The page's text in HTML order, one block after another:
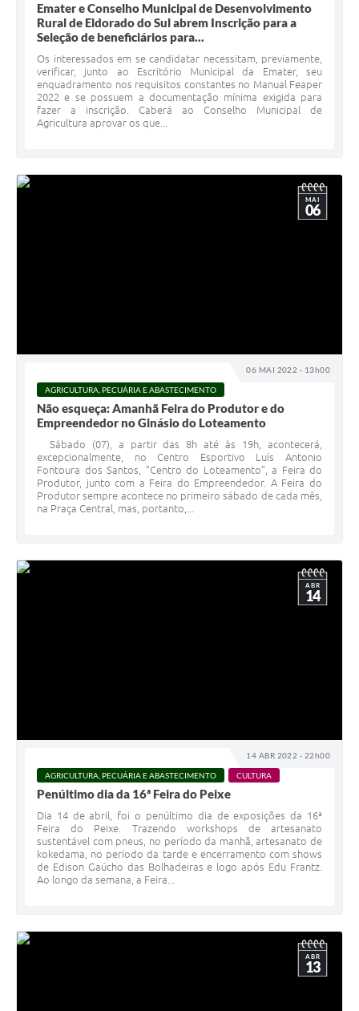
Emater e Conselho Municipal de Desenvolvimento
Rural de Eldorado do Sul abrem Inscrição para a
Seleção de beneficiários para...
Os interessados em se candidatar necessitam, previamente,
verificar, junto ao Escritório Municipal da Emater, seu
enquadramento nos requisitos constantes no Manual Feaper
2022 e se possuem a documentação mínima exigida para
fazer a inscrição. Caberá ao Conselho Municipal de
Agricultura aprovar os que...
06 MAI 2022 - 13h00
MAI
06
AGRICULTURA, PECUÁRIA E ABASTECIMENTO
Não esqueça: Amanhã Feira do Produtor e do
Empreendedor no Ginásio do Loteamento
Sábado (07), a partir das 8h até às 19h, acontecerá,
excepcionalmente, no Centro Esportivo Luís Antonio
Fontoura dos Santos, ”Centro do Loteamento”, a Feira do
Produtor, junto com a Feira do Empreendedor. A Feira do
Produtor sempre acontece no primeiro sábado de cada mês,
na Praça Central, mas, portanto,...
14 ABR 2022 - 22h00
ABR
14
AGRICULTURA, PECUÁRIA E ABASTECIMENTO CULTURA
Penúltimo dia da 16ª Feira do Peixe
Dia 14 de abril, foi o penúltimo dia de exposições da 16ª
Feira do Peixe. Trazendo workshops de artesanato
sustentável com pneus, no período da manhã, artesanato de
kokedama, no período da tarde e encerramento com shows
de Edison Gaúcho das Bolhadeiras e logo após Edu Frantz.
Ao longo da semana, a Feira...
ABR
13